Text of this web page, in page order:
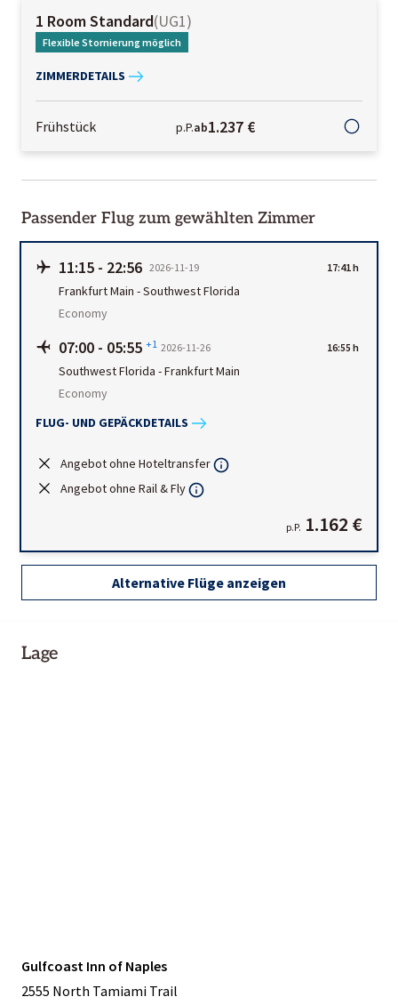
1 Room Standard(UG1)
Flexible Stornierung möglich
ZIMMERDETAILS
Frühstück p.P.ab1.237 €
Passender Flug zum gewählten Zimmer
11:15 - 22:56 2026-11-19 17:41 h
Frankfurt Main -Southwest Florida
Economy
07:00 - 05:55 +1 2026-11-26 16:55 h
Southwest Florida -Frankfurt Main
Economy
FLUG- UND GEPÄCKDETAILS
Angebot ohne Hoteltransfer
Angebot ohne Rail & Fly
p.P. 1.162 €
Alternative Flüge anzeigen
Lage
Gulfcoast Inn of Naples
2555 North Tamiami Trail